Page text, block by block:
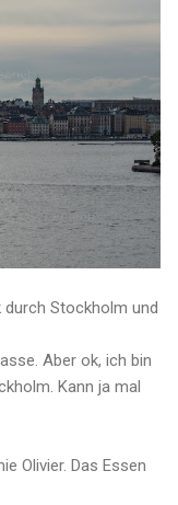
Stockholm und
Aber ok, ich bin
Kann ja mal
Olivier. Das Essen